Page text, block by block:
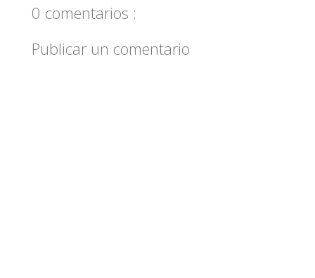
0 comentarios :
Publicar un comentario